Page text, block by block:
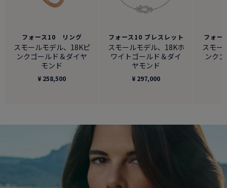
フォース10 リング
スモールモデル、18Kピ
ンクゴールド＆ダイヤ
モンド
¥ 258,500
フォース10 ブレスレット
スモールモデル、18Kホ
ワイトゴールド＆ダイ
ヤモンド
¥ 297,000
フォー
スモー
ンク